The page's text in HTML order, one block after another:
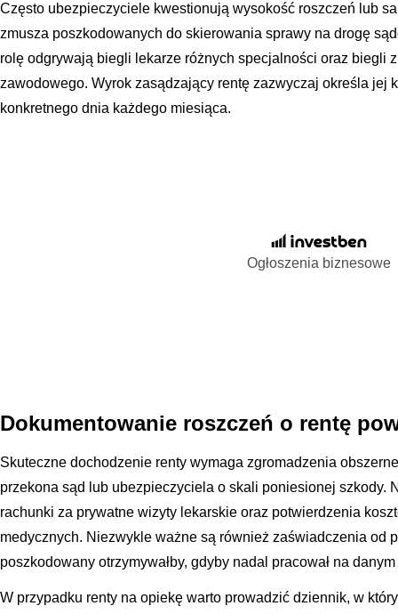
Często ubezpieczyciele kwestionują wysokość roszczeń lub
zmusza poszkodowanych do skierowania sprawy na drogę
rolę odgrywają biegli lekarze różnych specjalności oraz biegli
zawodowego. Wyrok zasądzający rentę zazwyczaj określa jej
konkretnego dnia każdego miesiąca.
Ogłoszenia biznesowe
Dokumentowanie roszczeń o rentę
Skuteczne dochodzenie renty wymaga zgromadzenia
przekona sąd lub ubezpieczyciela o skali poniesionej szkody.
rachunki za prywatne wizyty lekarskie oraz potwierdzenia
medycznych. Niezwykle ważne są również zaświadczenia od
poszkodowany otrzymywałby, gdyby nadal pracował na
W przypadku renty na opiekę warto prowadzić dziennik, w